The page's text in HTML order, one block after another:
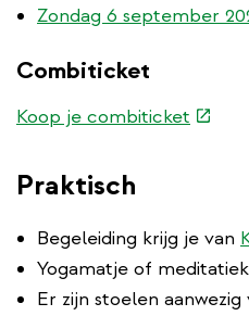
Zondag 6 september
Combiticket
Koop je combiticket
Praktisch
Begeleiding krijg je van
Yogamatje of
Er zijn stoelen aanwezig